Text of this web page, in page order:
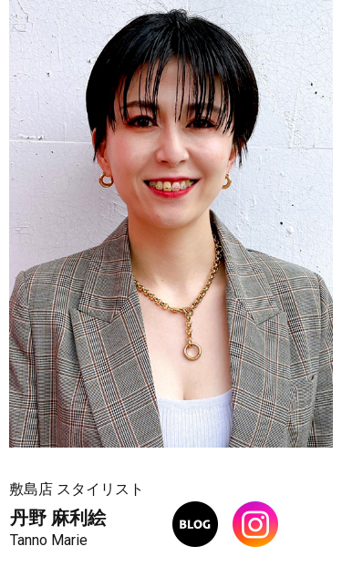
敷島店 スタイリスト
丹野 麻利絵
Tanno Marie